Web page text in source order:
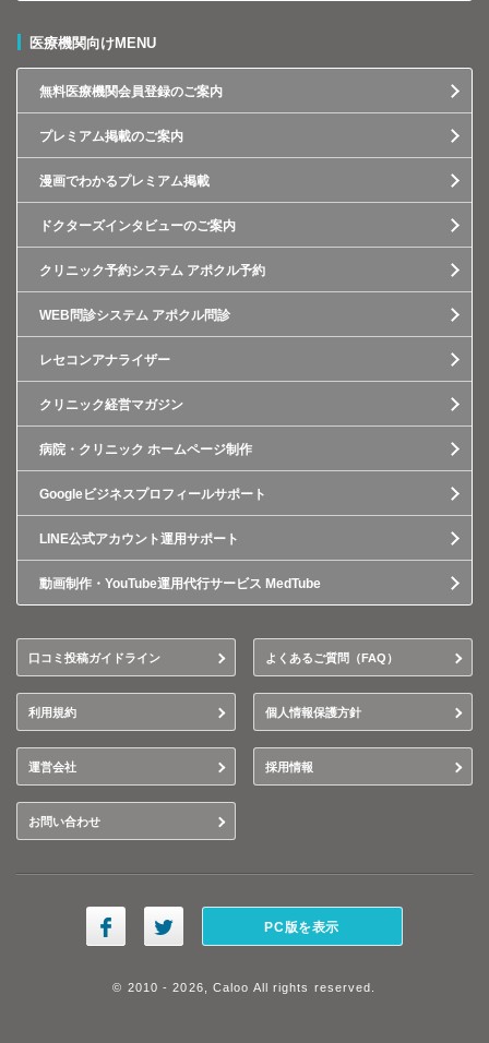
医療機関向けMENU
無料医療機関会員登録のご案内
プレミアム掲載のご案内
漫画でわかるプレミアム掲載
ドクターズインタビューのご案内
クリニック予約システム アポクル予約
WEB問診システム アポクル問診
レセコンアナライザー
クリニック経営マガジン
病院・クリニック ホームページ制作
Googleビジネスプロフィールサポート
LINE公式アカウント運用サポート
動画制作・YouTube運用代行サービス MedTube
口コミ投稿ガイドライン よくあるご質問（FAQ）
利用規約 個人情報保護方針
運営会社 採用情報
お問い合わせ
PC版を表示
© 2010 - 2026, Caloo All rights reserved.